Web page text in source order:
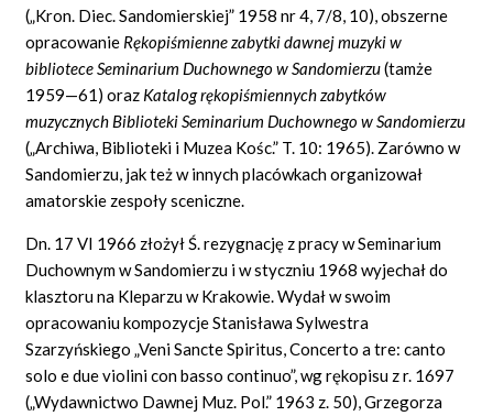
(„Kron. Diec. Sandomierskiej” 1958 nr 4, 7/8, 10), obszerne
opracowanie Rękopiśmienne zabytki dawnej muzyki w
bibliotece Seminarium Duchownego w Sandomierzu(tamże
1959—61) oraz Katalog rękopiśmiennych zabytków
muzycznych Biblioteki Seminarium Duchownego w Sandomierzu
(„Archiwa, Biblioteki i Muzea Kośc.” T. 10: 1965). Zarówno w
Sandomierzu, jak też w innych placówkach organizował
amatorskie zespoły sceniczne.
Dn. 17 VI 1966 złożył Ś. rezygnację z pracy w Seminarium
Duchownym w Sandomierzu i w styczniu 1968 wyjechał do
klasztoru na Kleparzu w Krakowie. Wydał w swoim
opracowaniu kompozycje Stanisława Sylwestra
Szarzyńskiego „Veni Sancte Spiritus, Concerto a tre: canto
solo e due violini con basso continuo”, wg rękopisu z r. 1697
(„Wydawnictwo Dawnej Muz. Pol.” 1963 z. 50), Grzegorza